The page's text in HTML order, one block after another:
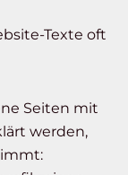
Texte oft
Seiten mit
werden,